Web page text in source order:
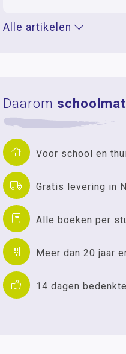
Alle artikelen
Daarom
Voor school en
Gratis levering in
Alle boeken per
Meer dan 20 jaar
14 dagen